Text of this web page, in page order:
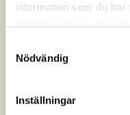
information som du
Nödvändig
Inställningar
Maja Mandrup